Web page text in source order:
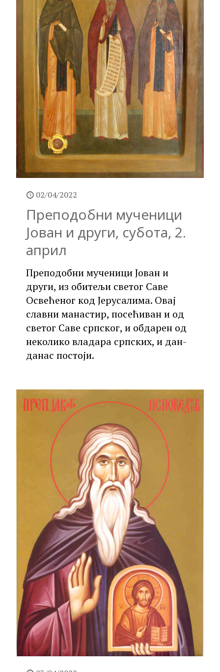
02/04/2022
Преподобни мученици
Јован и други, субота, 2.
април
Преподобни мученици Јован и
други, из обитељи светог Саве
Освећеног код Јерусалима. Овај
славни манастир, посећиван и од
светог Саве српског, и обдарен од
неколико владара српских, и дан-
данас постоји.